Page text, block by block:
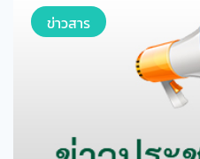
ข่าวสาร